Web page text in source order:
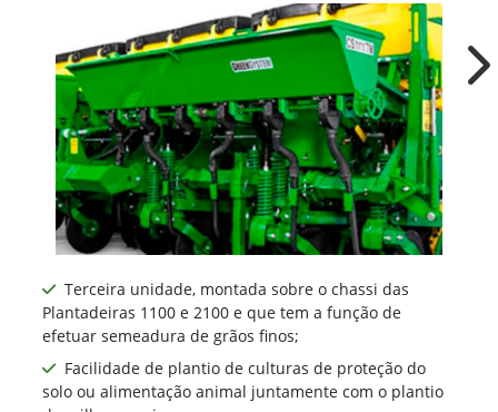
Terceira unidade, montada sobre o chassi das
Plantadeiras 1100 e 2100 e que tem a função de
efetuar semeadura de grãos finos;
Facilidade de plantio de culturas de proteção do
solo ou alimentação animal juntamente com o plantio